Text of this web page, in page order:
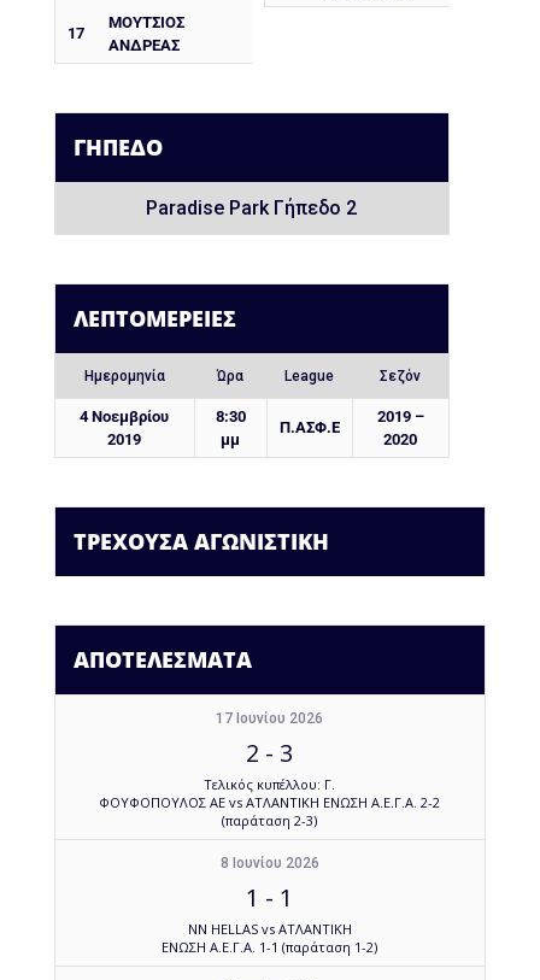
17
ΜΟΥΤΣΙΟΣ
ΑΝΔΡΕΑΣ
ΓΉΠΕΔΟ
Paradise Park Γήπεδο 2
ΛΕΠΤΟΜΈΡΕΙΕΣ
Ημερομηνία Ώρα League Σεζόν
4 Νοεμβρίου
2019
8:30
μμ
Π.ΑΣΦ.Ε
2019 –
2020
ΤΡΕΧΟΥΣΑ ΑΓΩΝΙΣΤΙΚΗ
ΑΠΟΤΕΛΕΣΜΑΤΑ
17 Ιουνίου 2026
2 - 3
Τελικός κυπέλλου: Γ.
ΦΟΥΦΟΠΟΥΛΟΣ ΑΕ vs ΑΤΛΑΝΤΙΚΗ ΕΝΩΣΗ Α.Ε.Γ.Α. 2-2
(παράταση 2-3)
8 Ιουνίου 2026
1 - 1
NN HELLAS vs ΑΤΛΑΝΤΙΚΗ
ΕΝΩΣΗ Α.Ε.Γ.Α. 1-1 (παράταση 1-2)